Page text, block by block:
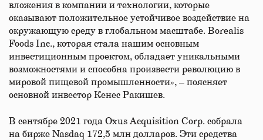
вложения в компании и технологии, которые
оказывают положительное устойчивое воздействие на
окружающую среду в глобальном масштабе. Borealis
Foods Inc., которая стала нашим основным
инвестиционным проектом, обладает уникальными
возможностями и способна произвести революцию в
мировой пищевой промышленности», – поясняет
основной инвестор Кенес Ракишев.
В сентябре 2021 года Oxus Acquisition Corp. собрала
на бирже Nasdaq 172,5 млн долларов. Эти средства